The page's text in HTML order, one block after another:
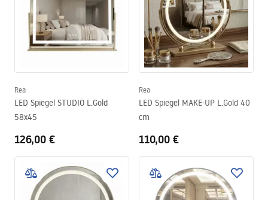
Rea
LED Spiegel STUDIO L.Gold
58x45
126,00 €
Rea
LED Spiegel MAKE-UP L.Gold 40
cm
110,00 €